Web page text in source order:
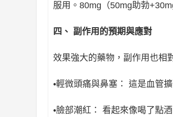
服用。80mg（50mg助勃
四、 副作用的預期與應對
效果強大的藥物，副作用也相
•輕微頭痛與鼻塞： 這是血管
•臉部潮紅： 看起來像喝了點酒